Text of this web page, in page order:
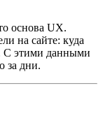
основа UX.
на сайте: куда
С этими данными
за дни.